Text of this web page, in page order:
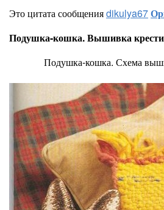
Это цитата сообщенияdikulya67
Подушка-кошка. Вышивка
Подушка-кошка. Схема